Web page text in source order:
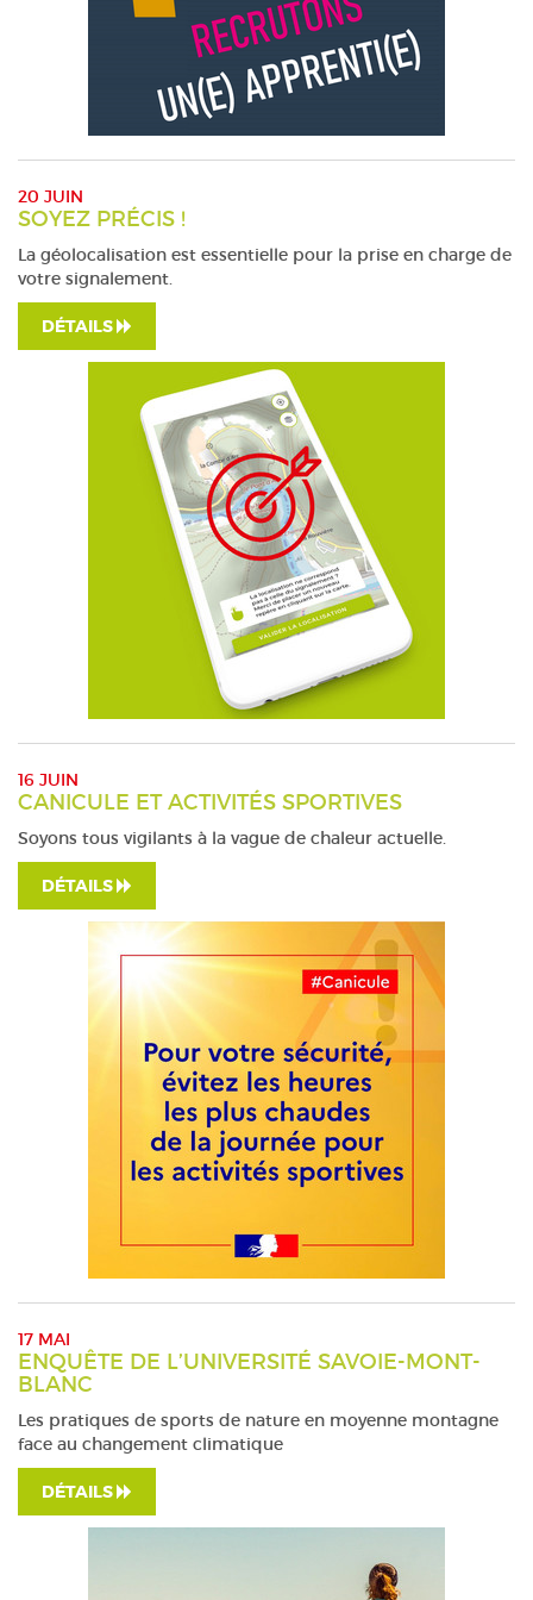
20 JUIN
SOYEZ PRÉCIS !
La géolocalisation est essentielle pour la prise en charge de
votre signalement.
DÉTAILS
16 JUIN
CANICULE ET ACTIVITÉS SPORTIVES
Soyons tous vigilants à la vague de chaleur actuelle.
DÉTAILS
17 MAI
ENQUÊTE DE L’UNIVERSITÉ SAVOIE-MONT-
BLANC
Les pratiques de sports de nature en moyenne montagne
face au changement climatique
DÉTAILS